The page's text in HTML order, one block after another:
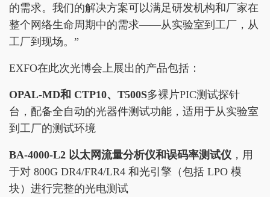
的需求。我们的解决方案可以满足研发机构和厂家在
整个网络生命周期中的需求——从实验室到工厂，从
工厂到现场。”
EXFO在此次光博会上展出的产品包括：
OPAL-MD和 CTP10、 T500S多裸片PIC测试探针
台，配备全自动的光器件测试功能，适用于从实验室
到工厂的测试环境
BA-4000-L2 以太网流量分析仪和误码率测试仪 ，用
于对 800G DR4/FR4/LR4 和光引擎（包括 LPO 模
块）进行完整的光电测试